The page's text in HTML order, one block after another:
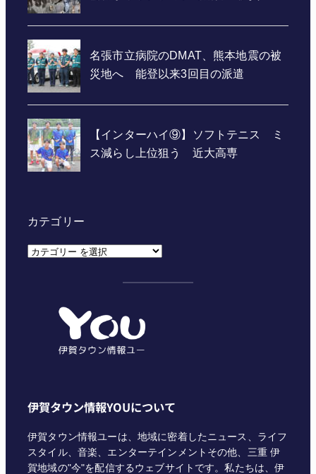
カテゴリー
カ
伊賀タウン情報YOUについて
伊賀タウン情報ユーは、地域に密着したニュース、ライフ
スタイル、音楽、エンターテインメントその他、三重 伊
賀地域の"今"を配信するウェブサイトです。私たちは、伊